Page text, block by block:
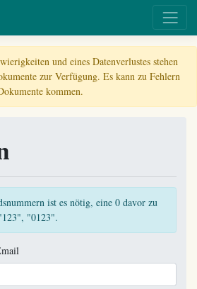
und eines Datenverlustes stehen
zur Verfügung. Es kann zu Fehlern
kommen.
ist es nötig, eine 0 davor zu
"0123".